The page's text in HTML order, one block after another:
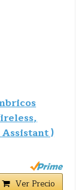
)
Ver Precio